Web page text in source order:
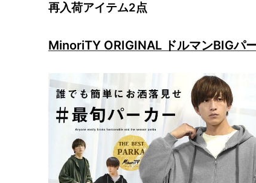
再入荷アイテム2点
MinoriTY ORIGINAL ドルマンBIGパ